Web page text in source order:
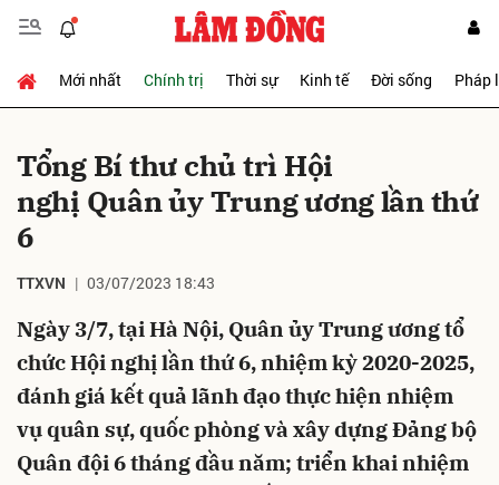
Mới nhất Chính trị Thời sự Kinh tế Đời sống Pháp
Tổng Bí thư chủ trì Hội
nghị Quân ủy Trung ương lần thứ
6
TTXVN 03/07/2023 18:43
Ngày 3/7, tại Hà Nội, Quân ủy Trung ương tổ
chức Hội nghị lần thứ 6, nhiệm kỳ 2020-2025,
đánh giá kết quả lãnh đạo thực hiện nhiệm
vụ quân sự, quốc phòng và xây dựng Đảng bộ
Quân đội 6 tháng đầu năm; triển khai nhiệm
Gửi bình luận
Hủy Gửi